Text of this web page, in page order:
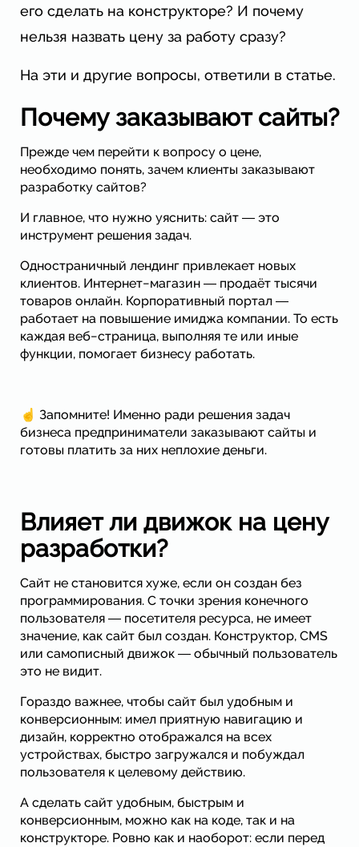
его сделать на конструкторе? И почему
нельзя назвать цену за работу сразу?
На эти и другие вопросы, ответили в статье.
Почему заказывают сайты?
Прежде чем перейти к вопросу о цене,
необходимо понять, зачем клиенты заказывают
разработку сайтов?
И главное, что нужно уяснить: сайт ― это
инструмент решения задач.
Одностраничный лендинг привлекает новых
клиентов. Интернет−магазин ― продаёт тысячи
товаров онлайн. Корпоративный портал ―
работает на повышение имиджа компании. То есть
каждая веб−страница, выполняя те или иные
функции, помогает бизнесу работать.
☝ Запомните! Именно ради решения задач
бизнеса предприниматели заказывают сайты и
готовы платить за них неплохие деньги.
Влияет ли движок на цену
разработки?
Сайт не становится хуже, если он создан без
программирования. С точки зрения конечного
пользователя ― посетителя ресурса, не имеет
значение, как сайт был создан. Конструктор, CMS
или самописный движок ― обычный пользователь
это не видит.
Гораздо важнее, чтобы сайт был удобным и
конверсионным: имел приятную навигацию и
дизайн, корректно отображался на всех
устройствах, быстро загружался и побуждал
пользователя к целевому действию.
А сделать сайт удобным, быстрым и
конверсионным, можно как на коде, так и на
конструкторе. Ровно как и наоборот: если перед